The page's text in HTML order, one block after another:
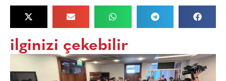
ilginizi çekebilir